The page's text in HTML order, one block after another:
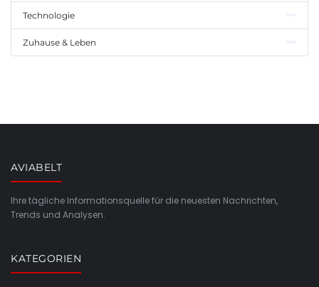
Technologie
Zuhause & Leben
AVIABELT
Ihre tägliche Informationsquelle für die neuesten Nachrichten,
Trends und Analysen.
KATEGORIEN